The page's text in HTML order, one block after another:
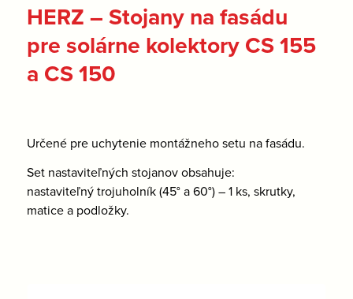
HERZ – Stojany na fasádu
pre solárne kolektory CS 155
a CS 150
Určené pre uchytenie montážneho setu na fasádu.
Set nastaviteľných stojanov obsahuje:
nastaviteľný trojuholník (45° a 60°) – 1 ks, skrutky,
matice a podložky.